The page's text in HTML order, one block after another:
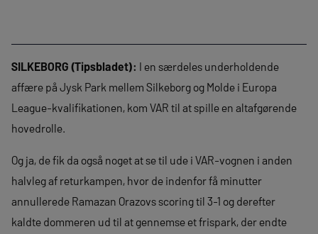
SILKEBORG (Tipsbladet): I en særdeles underholdende
affære på Jysk Park mellem Silkeborg og Molde i Europa
League-kvalifikationen, kom VAR til at spille en altafgørende
hovedrolle.
Og ja, de fik da også noget at se til ude i VAR-vognen i anden
halvleg af returkampen, hvor de indenfor få minutter
annullerede Ramazan Orazovs scoring til 3-1 og derefter
kaldte dommeren ud til at gennemse et frispark, der endte